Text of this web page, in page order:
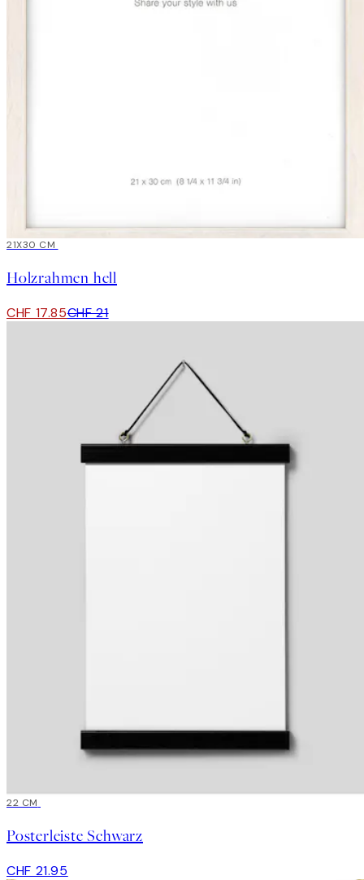
15%*
21X30 CM
Holzrahmen hell
CHF 17.85CHF 21
22 CM
Posterleiste Schwarz
CHF 21.95